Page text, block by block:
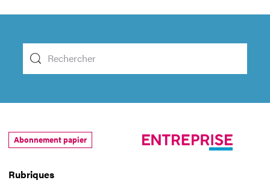
Rubriques
Abonnement papier